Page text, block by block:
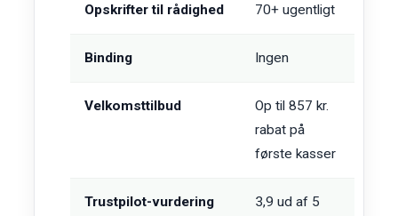
Opskrifter til rådighed 70+ ugentligt
Binding Ingen
Velkomsttilbud
Op til 857 kr.
rabat på
første kasser
Trustpilot-vurdering
3,9 ud af 5